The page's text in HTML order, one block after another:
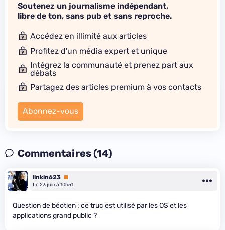
Soutenez un journalisme indépendant,
libre de ton, sans pub et sans reproche.
Accédez en illimité aux articles
Profitez d'un média expert et unique
Intégrez la communauté et prenez part aux
débats
Partagez des articles premium à vos contacts
Abonnez-vous
Commentaires (14)
linkin623 Premium
Le 23 juin à 10h51
Question de béotien : ce truc est utilisé par les OS et les
applications grand public ?